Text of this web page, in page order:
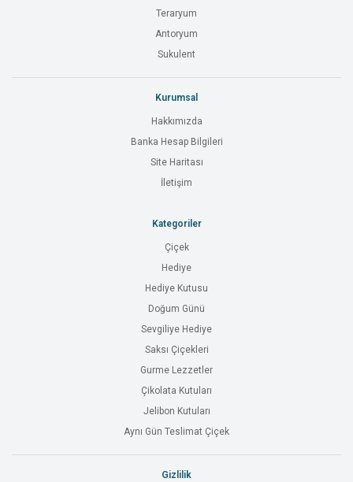
Teraryum
Antoryum
Sukulent
Kurumsal
Hakkımızda
Banka Hesap Bilgileri
Site Haritası
İletişim
Kategoriler
Çiçek
Hediye
Hediye Kutusu
Doğum Günü
Sevgiliye Hediye
Saksı Çiçekleri
Gurme Lezzetler
Çikolata Kutuları
Jelibon Kutuları
Aynı Gün Teslimat Çiçek
Gizlilik